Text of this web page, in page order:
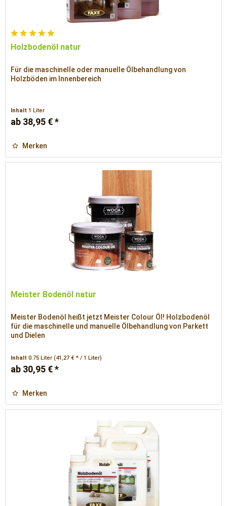
Holzbodenöl natur
Für die maschinelle oder manuelle Ölbehandlung von
Holzböden im Innenbereich
Inhalt1 Liter
ab 38,95 € *
Merken
Meister Bodenöl natur
Meister Bodenöl heißt jetzt Meister Colour Öl! Holzbodenöl
für die maschinelle und manuelle Ölbehandlung von Parkett
und Dielen
Inhalt0.75 Liter(41,27 € * / 1 Liter)
ab 30,95 € *
Merken